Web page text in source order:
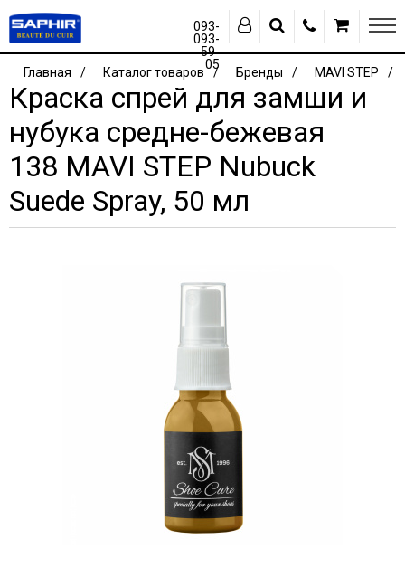
093-
093-
59-
05
Главная Каталог товаров Бренды MAVI STEP
Краска спрей для замши и
нубука средне-бежевая
138 MAVI STEP Nubuck
Suede Spray, 50 мл